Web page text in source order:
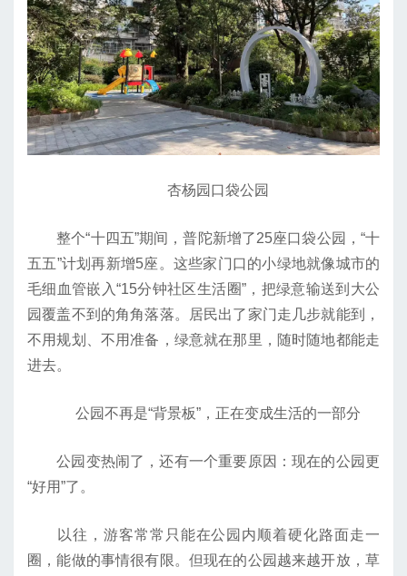
杏杨园口袋公园
整个“十四五”期间，普陀新增了25座口袋公园，“十
五五”计划再新增5座。这些家门口的小绿地就像城市的
毛细血管嵌入“15分钟社区生活圈”，把绿意输送到大公
园覆盖不到的角角落落。居民出了家门走几步就能到，
不用规划、不用准备，绿意就在那里，随时随地都能走
进去。
公园不再是“背景板”，正在变成生活的一部分
公园变热闹了，还有一个重要原因：现在的公园更
“好用”了。
以往，游客常常只能在公园内顺着硬化路面走一
圈，能做的事情很有限。但现在的公园越来越开放，草